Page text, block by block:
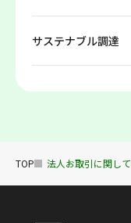
サステナブル調達
TOP 法人お取引に関して